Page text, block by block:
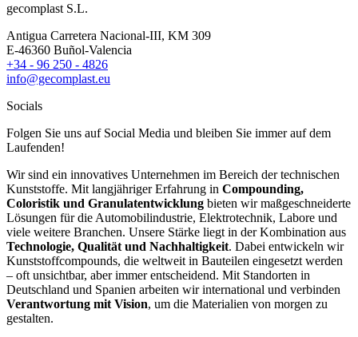
gecomplast S.L.
Antigua Carretera Nacional-III, KM 309
E-46360 Buñol-Valencia
+34 - 96 250 - 4826
info@gecomplast.eu
Socials
Folgen Sie uns auf Social Media und bleiben Sie immer auf dem
Laufenden!
Wir sind ein innovatives Unternehmen im Bereich der technischen
Kunststoffe. Mit langjähriger Erfahrung in Compounding,
Coloristik und Granulatentwicklung bieten wir maßgeschneiderte
Lösungen für die Automobilindustrie, Elektrotechnik, Labore und
viele weitere Branchen. Unsere Stärke liegt in der Kombination aus
Technologie, Qualität und Nachhaltigkeit. Dabei entwickeln wir
Kunststoffcompounds, die weltweit in Bauteilen eingesetzt werden
– oft unsichtbar, aber immer entscheidend. Mit Standorten in
Deutschland und Spanien arbeiten wir international und verbinden
Verantwortung mit Vision, um die Materialien von morgen zu
gestalten.